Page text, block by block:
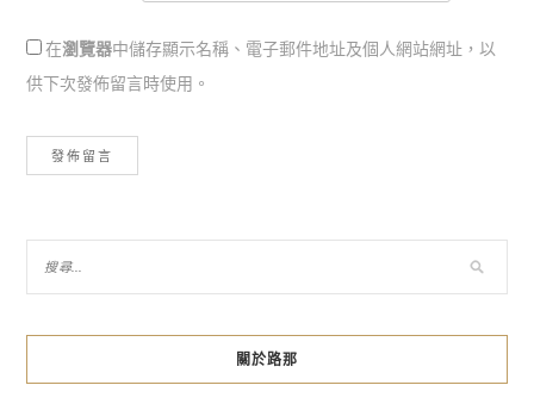
在瀏覽器中儲存顯示名稱、電子郵件地址及個人網站網址，以
供下次發佈留言時使用。
關於路那